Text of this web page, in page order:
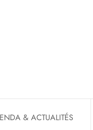
& ACTUALITÉS